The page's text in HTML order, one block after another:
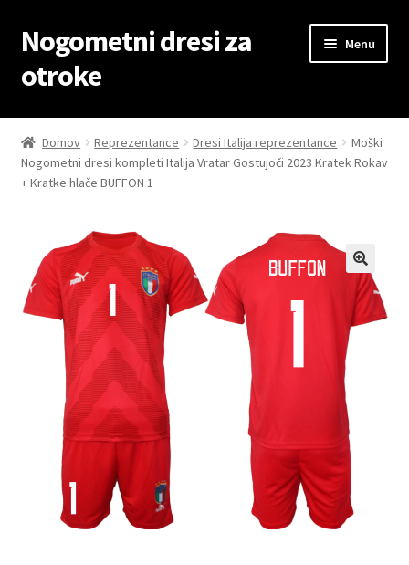
Skip
to
navigation
Skip
to
content
Nogometni dresi za
otroke
Menu
Domov
Blog
Košarica
Moj račun
Trgovina
Zaključek nakupa
Domov Reprezentance Dresi Italija reprezentance
Moški
Nogometni dresi kompleti Italija Vratar Gostujoči 2023 Kratek Rokav
+ Kratke hlače BUFFON 1